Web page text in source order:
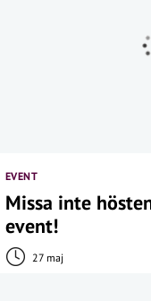
EVENT
Missa inte
event!
27 maj